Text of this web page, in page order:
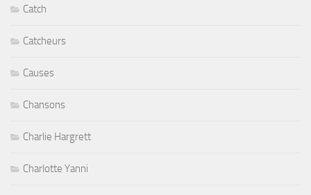
Catch
Catcheurs
Causes
Chansons
Charlie Hargrett
Charlotte Yanni